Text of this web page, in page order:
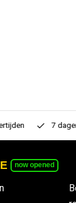
7
now opened